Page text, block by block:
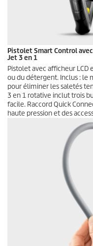
Pistolet Smart Control
Jet 3 en 1
Pistolet avec afficheur LCD
ou du détergent. Inclus : le
pour éliminer les saletés
3 en 1 rotative inclut trois
facile. RaccordQuick
haute pression et des